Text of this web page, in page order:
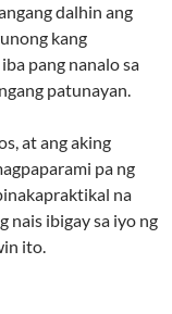
dalhin ang
kang
pang nanalo sa
patunayan.
at ang aking
pa ng
na
nais ibigay sa iyo ng
ito.